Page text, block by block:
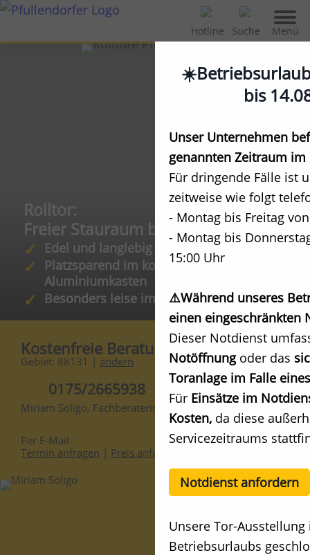
Hotline Suche Menü
Rolltor:
Freier Stauraum bis zur Decke
Edel und langlebig
Platzsparend im kompakten
Aluminiumkasten
Besonders leise im Lauf
Kostenfreie Beratung
Gebiet: 88131 | ändern
0175/2665938
Miriam Soligo, Fachberaterin
Per E-Mail:
Termin anfragen | Preis anfragen
bis
Unser Unternehmen
genannten Zeitraum
Für dringende Fälle ist
zeitweise wie folgt
- Montag bis Freitag
- Montag bis
15:00 Uhr
⚠️Während unseres
einen eingeschränkten
Dieser Notdienst
Notöffnung oder das
Toranlage im Falle
Für Einsätze im
Kosten, da diese
Servicezeitraums
Notdienst anfordern
Unsere Tor-
Betriebsurlaubs